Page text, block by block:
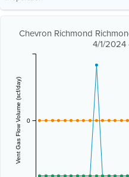
Chevron Richmond
4/1/
Vent Gas Flow Volume (scf/day) 0